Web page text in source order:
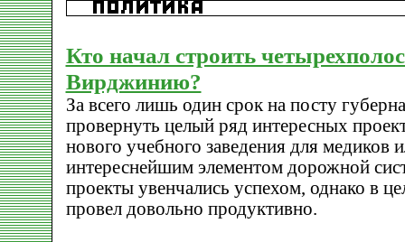
Кто начал строить
Вирджинию?
За всего лишь один срок на посту
провернуть целый ряд интересных
нового учебного заведения для медиков
интереснейшим элементом дорожной
проекты увенчались успехом, однако в
провел довольно продуктивно.